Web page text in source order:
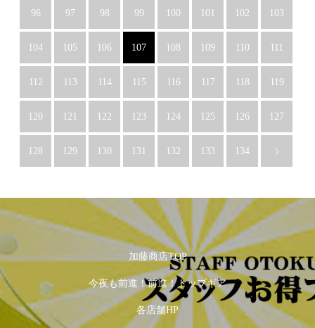
96 97 98 99 100 101 102 103
104 105 106 107 108 109 110 111
112 113 114 115 116 117 118 119
120 121 122 123 124 125 126 127
128 129 130 131 132 133 134
加藤商店TOP
今夜も前進！前進！トップギア
各店舗HP